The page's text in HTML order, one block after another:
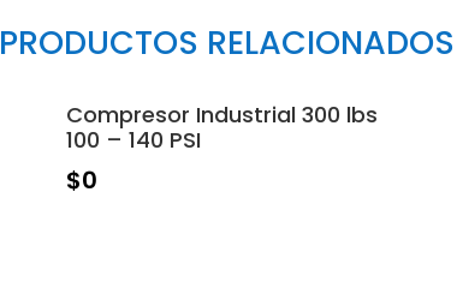
PRODUCTOS RELACIONADOS
Compresor Industrial 300 lbs
100 – 140 PSI
$0